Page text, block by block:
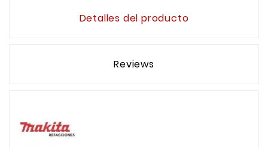
Detalles del producto
Reviews